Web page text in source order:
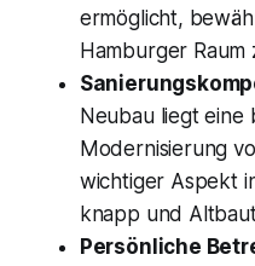
ermöglicht,
Hamburger
Neubau liegt
Modernisierung
wichtiger Aspekt
knapp und
Persönliche